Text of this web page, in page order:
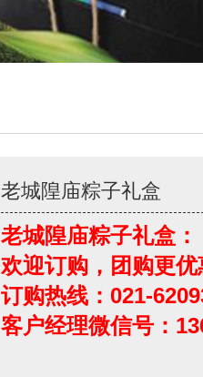
老城隍庙粽子礼盒
老城隍庙粽子礼盒：
欢迎订购，团购更优
订购热线：021-
客户经理微信号：